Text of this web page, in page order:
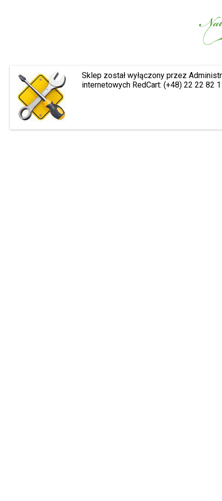
Sklep został wyłączony przez
internetowych RedCart: (+48) 22 22 82